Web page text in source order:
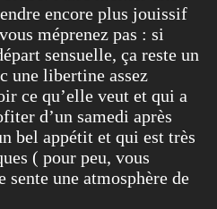
encore plus jouissif
méprenez pas : si
sensuelle, ça reste un
une libertine assez
ce qu’elle veut et qui a
d’un samedi après
bel appétit et qui est très
( pour peu, vous
sente une atmosphère de